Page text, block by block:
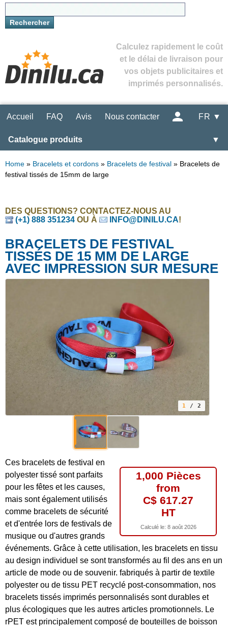
Calculez rapidement le coût
et le délai de livraison pour
vos objets publicitaires et
imprimés personnalisés.
Accueil FAQ Avis Nous contacter FR ▼
Catalogue produits ▼
Home » Bracelets et cordons » Bracelets de festival » Bracelets de
festival tissés de 15mm de large
DES QUESTIONS? CONTACTEZ-NOUS AU
(+1) 888 351234 OU À INFO@DINILU.CA!
BRACELETS DE FESTIVAL
TISSÉS DE 15 MM DE LARGE
AVEC IMPRESSION SUR MESURE
1 / 2
1,000 Pièces
from
C$ 617.27
HT
Calculé le: 8 août 2026
Ces bracelets de festival en
polyester tissé sont parfaits
pour les fêtes et les causes,
mais sont également utilisés
comme bracelets de sécurité
et d'entrée lors de festivals de
musique ou d'autres grands
événements. Grâce à cette utilisation, les bracelets en tissu
au design individuel se sont transformés au fil des ans en un
article de mode ou de souvenir. fabriqués à partir de textile
polyester ou de tissu PET recyclé post-consommation, nos
bracelets tissés imprimés personnalisés sont durables et
plus écologiques que les autres articles promotionnels. Le
rPET est principalement composé de bouteilles de boisson